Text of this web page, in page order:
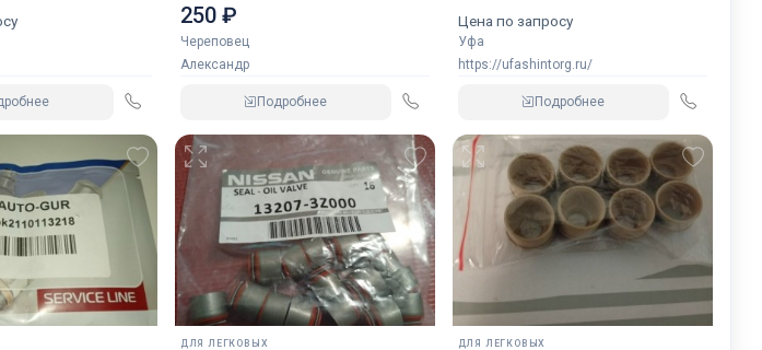
250 ₽
Череповец
Александр
Подробнее
Цена по запросу
Уфа
https://ufashintorg.ru/
Подробнее
ДЛЯ ЛЕГКОВЫХ ДЛЯ ЛЕГКОВЫХ